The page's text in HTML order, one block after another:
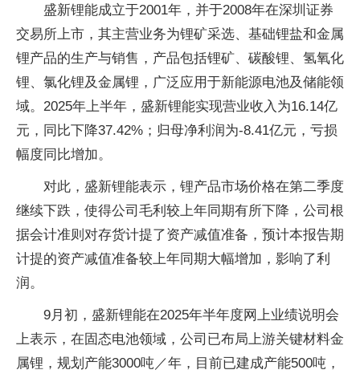
盛新锂能成立于2001年，并于2008年在深圳证券
交易所上市，其主营业务为锂矿采选、基础锂盐和金属
锂产品的生产与销售‌，产品包括锂矿、碳酸锂、氢氧化
锂、氯化锂及金属锂，广泛应用于新能源电池及储能领
域。2025年上半年，盛新锂能实现营业收入为16.14亿
元，同比下降37.42%；归母净利润为-8.41亿元，亏损
幅度同比增加。
对此，盛新锂能表示，锂产品市场价格在第二季度
继续下跌，使得公司毛利较上年同期有所下降，公司根
据会计准则对存货计提了资产减值准备，预计本报告期
计提的资产减值准备较上年同期大幅增加，影响了利
润。
9月初，盛新锂能在2025年半年度网上业绩说明会
上表示，在固态电池领域，公司已布局上游关键材料金
属锂，规划产能3000吨／年，目前已建成产能500吨，